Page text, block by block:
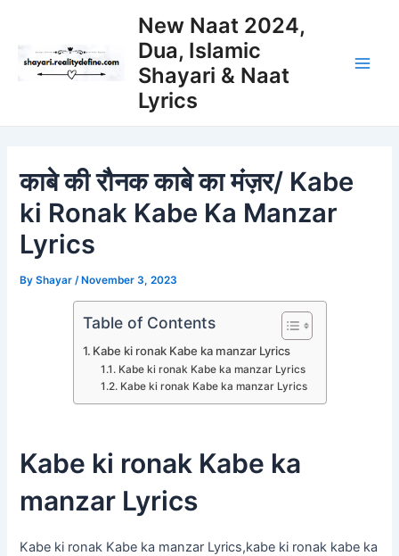
content
New Naat 2024,
Dua, Islamic
Shayari & Naat
Lyrics
काबे की रौनक काबे का मंज़र/ Kabe
ki Ronak Kabe Ka Manzar
Lyrics
ByShayar/ November 3, 2023
Table of Contents
Kabe ki ronak Kabe ka manzar Lyrics
Kabe ki ronak Kabe ka manzar Lyrics
Kabe ki ronak Kabe ka manzar Lyrics
Kabe ki ronak Kabe ka
manzar Lyrics
Kabe ki ronak Kabe ka manzar Lyrics,kabe ki ronak kabe ka